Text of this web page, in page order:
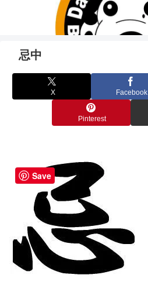
忌中
X Facebook
Pinterest
Save